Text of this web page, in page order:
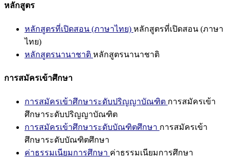
หลักสูตร
หลักสูตรที่เปิดสอน (ภาษาไทย) หลักสูตรที่เปิดสอน (ภาษา
ไทย)
หลักสูตรนานาชาติ หลักสูตรนานาชาติ
การสมัครเข้าศึกษา
การสมัครเข้าศึกษาระดับปริญญาบัณฑิต การสมัครเข้า
ศึกษาระดับปริญญาบัณฑิต
การสมัครเข้าศึกษาระดับบัณฑิตศึกษา การสมัครเข้า
ศึกษาระดับบัณฑิตศึกษา
ค่าธรรมเนียมการศึกษา ค่าธรรมเนียมการศึกษา